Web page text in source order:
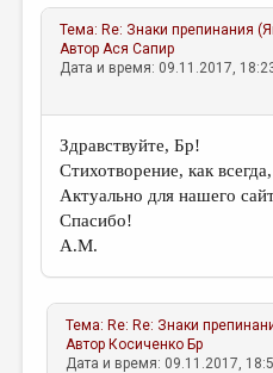
Тема: Re: Знаки препинания
АвторАся Сапир
Дата и время: 09.11.2017,
Здравствуйте, Бр!
Стихотворение, как
Актуально для нашего
Спасибо!
А.М.
Тема: Re: Re: Знаки
Автор Косиченко Бр
Дата и время: 09.11.2017,